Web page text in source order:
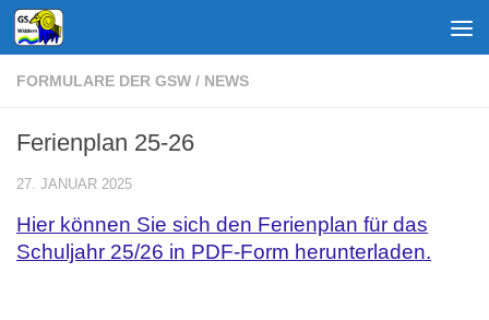
Zum Inhalt springen
FORMULARE DER GSW / NEWS
Ferienplan 25-26
27. JANUAR 2025
Hier können Sie sich den Ferienplan für das
Schuljahr 25/26 in PDF-Form herunterladen.